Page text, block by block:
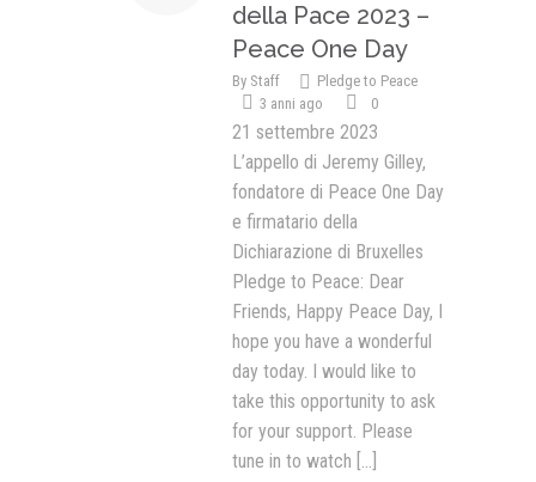
della Pace 2023 –
Peace One Day
By Staff
Pledge to Peace
3 anni ago
0
21 settembre 2023
L’appello di Jeremy Gilley,
fondatore di Peace One Day
e firmatario della
Dichiarazione di Bruxelles
Pledge to Peace: Dear
Friends, Happy Peace Day, I
hope you have a wonderful
day today. I would like to
take this opportunity to ask
for your support. Please
tune in to watch [...]